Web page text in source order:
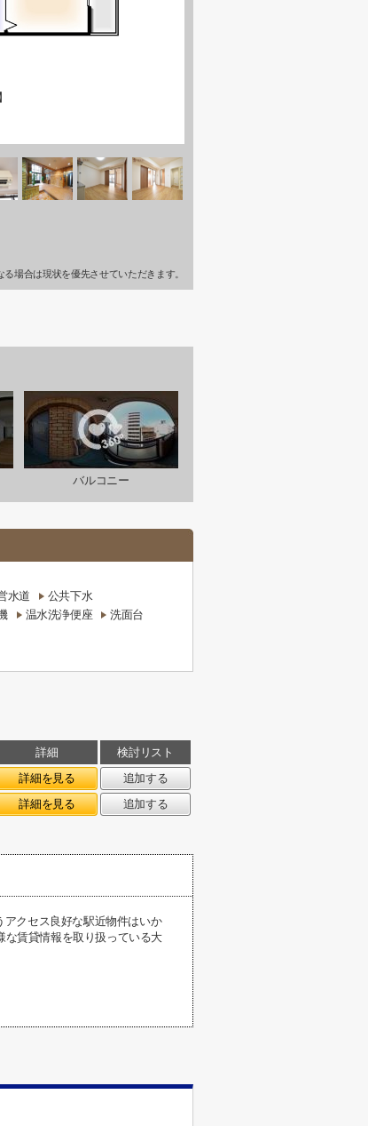
場合は現状を優先させていただきます。
バルコニー
水道
公共下水
温水洗浄便座
洗面台
詳細
検討リスト
詳細を見る
追加する
詳細を見る 追加する
アクセス良好な駅近物件はいか
な賃貸情報を取り扱っている大